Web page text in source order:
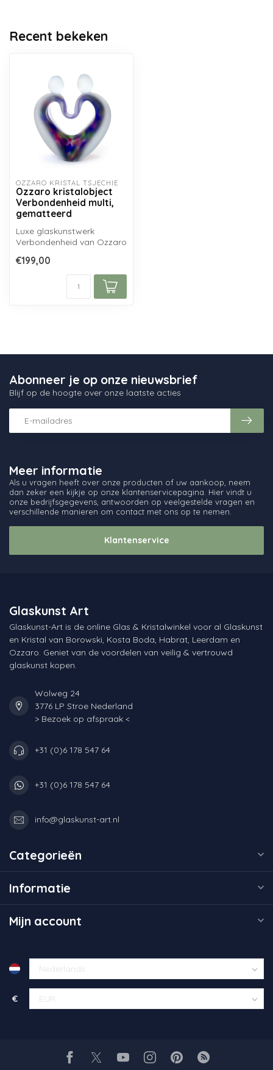
Recent bekeken
OZZARO KRISTAL TSJECHIË
Ozzaro kristalobject
Verbondenheid multi,
gematteerd
Luxe glaskunstwerk
Verbondenheid van Ozzaro
uit zuiver ...
€199,00
Meer informatie
Als u vragen heeft over onze producten of uw aankoop, neem
dan zeker een kijkje op onze klantenservicepagina. Hier vindt u
onze bedrijfsgegevens, antwoorden op veelgestelde vragen en
verschillende manieren om contact met ons op te nemen.
Klantenservice
Abonneer je op onze nieuwsbrief
Blijf op de hoogte over onze laatste acties
Glaskunst Art
Glaskunst-Art is de online Glas & Kristalwinkel voor al Glaskunst
en Kristal van Borowski, Kosta Boda, Habrat, Leerdam en
Ozzaro. Geniet van de voordelen van veilig & vertrouwd
glaskunst kopen.
Wolweg 24
3776 LP Stroe Nederland
> Bezoek op afspraak <
+31 (0)6 178 547 64
+31 (0)6 178 547 64
info@glaskunst-art.nl
Categorieën
Informatie
Mijn account
€